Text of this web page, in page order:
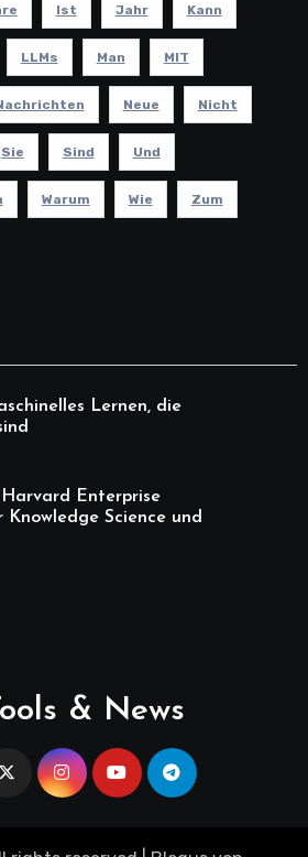
Ist Jahr Kann
LLMs Man MIT
Neue Nicht
Sie Sind Und
Warum Wie Zum
Lernen, die
Enterprise
Science und
& News